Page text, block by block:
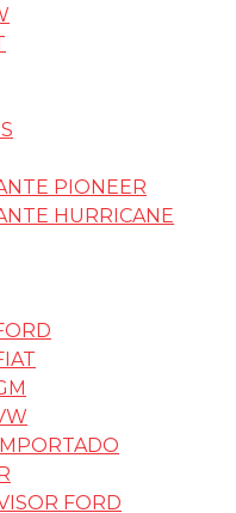
PIONEER
HURRICANE
FORD